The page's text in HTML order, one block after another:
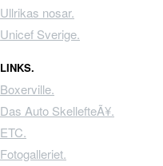
Ullrikas nosar.
Unicef Sverige.
LINKS.
Boxerville.
Das Auto SkellefteÃ¥.
ETC.
Fotogalleriet.